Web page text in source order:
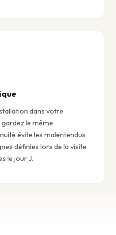
dans votre
le même
évite les malentendus
définies lors de la visite
le jour J.